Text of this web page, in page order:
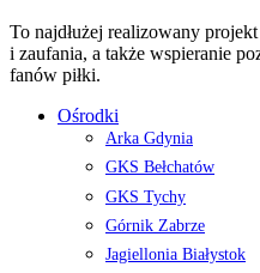
To najdłużej realizowany
i zaufania, a także wspieranie
fanów piłki.
Ośrodki
Arka Gdynia
GKS Bełchatów
GKS Tychy
Górnik Zabrze
Jagiellonia Białystok